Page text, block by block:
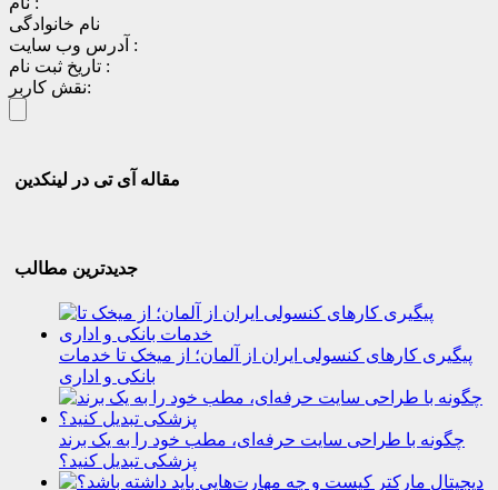
نام خانوادگی
آدرس وب سایت :
تاریخ ثبت نام :
نقش کاربر:
مقاله آی تی در لینکدین
جدیدترین مطالب
پیگیری کارهای کنسولی ایران از آلمان؛ از میخک تا خدمات
بانکی و اداری
چگونه با طراحی سایت حرفه‌ای، مطب خود را به یک برند
پزشکی تبدیل کنید؟